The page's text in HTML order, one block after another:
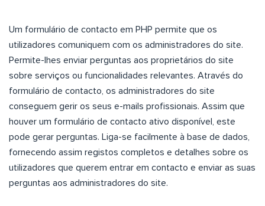
Um formulário de contacto em PHP permite que os
utilizadores comuniquem com os administradores do site.
Permite-lhes enviar perguntas aos proprietários do site
sobre serviços ou funcionalidades relevantes. Através do
formulário de contacto, os administradores do site
conseguem gerir os seus e-mails profissionais. Assim que
houver um formulário de contacto ativo disponível, este
pode gerar perguntas. Liga-se facilmente à base de dados,
fornecendo assim registos completos e detalhes sobre os
utilizadores que querem entrar em contacto e enviar as suas
perguntas aos administradores do site.